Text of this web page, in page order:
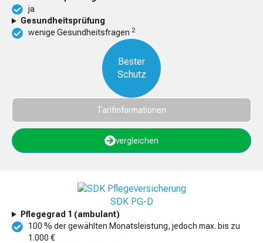
ja
Gesundheitsprüfung
wenige Gesundheitsfragen 2
Bester
Schutz
Tarifinformationen
vergleichen
SDK PG-D
Pflegegrad 1 (ambulant)
100 % der gewählten Monatsleistung, jedoch max. bis zu
1.000 €